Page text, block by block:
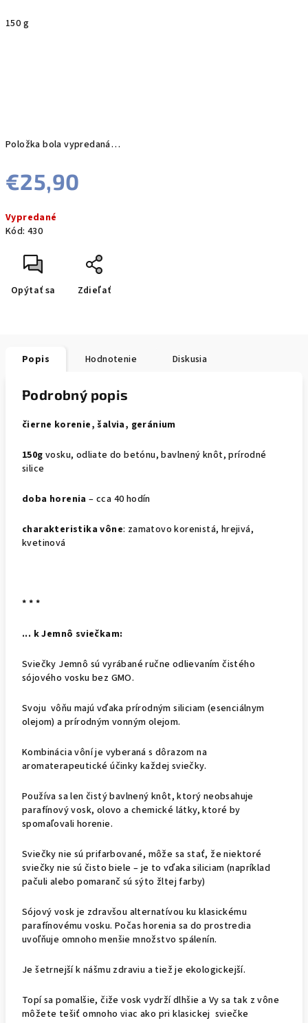
150 g
Položka bola vypredaná…
€25,90
cena:
Vypredané
Kód: 430
Opýtať sa Zdieľať
Popis Hodnotenie Diskusia
Podrobný popis
čierne korenie, šalvia, geránium
150g vosku, odliate do betónu, bavlnený knôt, prírodné
silice
doba horenia – cca 40 hodín
charakteristika vône: zamatovo korenistá, hrejivá,
kvetinová
* * *
... k Jemnô sviečkam:
Sviečky Jemnô sú vyrábané ručne odlievaním čistého
sójového vosku bez GMO.
Svoju vôňu majú vďaka prírodným siliciam (esenciálnym
olejom) a prírodným vonným olejom.
Kombinácia vôní je vyberaná s dôrazom na
aromaterapeutické účinky každej sviečky.
Používa sa len čistý bavlnený knôt, ktorý neobsahuje
parafínový vosk, olovo a chemické látky, ktoré by
spomaľovali horenie.
Sviečky nie sú prifarbované, môže sa stať, že niektoré
sviečky nie sú čisto biele – je to vďaka siliciam (napríklad
pačuli alebo pomaranč sú sýto žltej farby)
Sójový vosk je zdravšou alternatívou ku klasickému
parafínovému vosku. Počas horenia sa do prostredia
uvoľňuje omnoho menšie množstvo spálenín.
Je šetrnejší k nášmu zdraviu a tiež je ekologickejší.
Topí sa pomalšie, čiže vosk vydrží dlhšie a Vy sa tak z vône
môžete tešiť omnoho viac ako pri klasickej sviečke